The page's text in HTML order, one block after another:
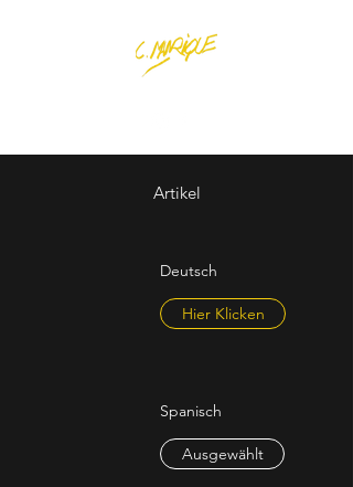
Artikel
Deutsch
Hier Klicken
Spanisch
Ausgewählt